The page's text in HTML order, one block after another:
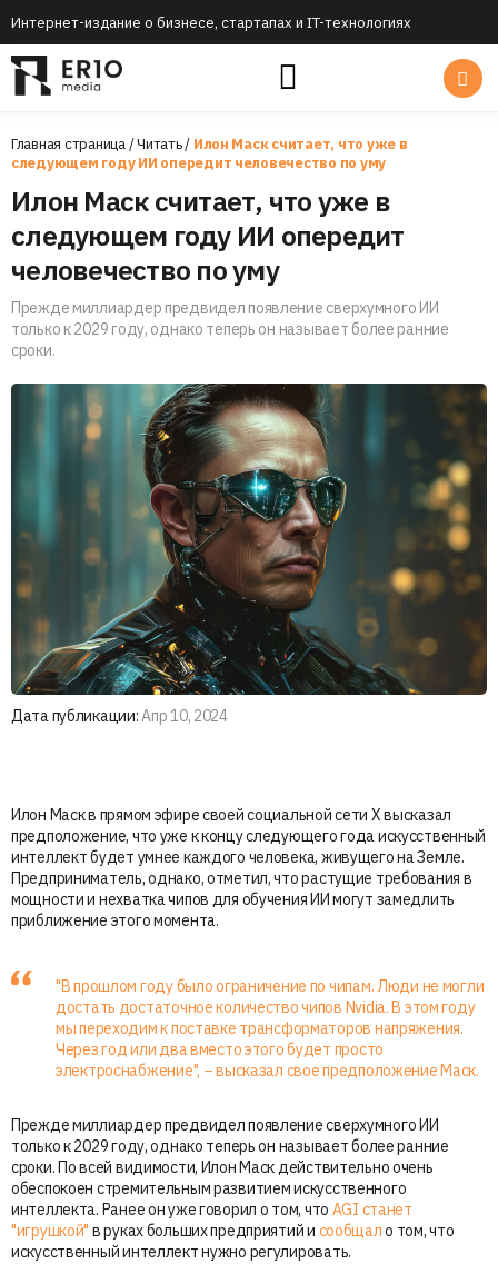
Интернет-издание о бизнесе, стартапах и IT-технологиях
Главная страница/Читать/ Илон Маск считает, что уже в
следующем году ИИ опередит человечество по уму
Илон Маск считает, что уже в
следующем году ИИ опередит
человечество по уму
Прежде миллиардер предвидел появление сверхумного ИИ
только к 2029 году, однако теперь он называет более ранние
сроки.
Дата публикации:Апр 10, 2024
Илон Маск в прямом эфире своей социальной сети X высказал
предположение, что уже к концу следующего года искусственный
интеллект будет умнее каждого человека, живущего на Земле.
Предприниматель, однако, отметил, что растущие требования в
мощности и нехватка чипов для обучения ИИ могут замедлить
приближение этого момента.
"В прошлом году было ограничение по чипам. Люди не могли
достать достаточное количество чипов Nvidia. В этом году
мы переходим к поставке трансформаторов напряжения.
Через год или два вместо этого будет просто
электроснабжение", – высказал свое предположение Маск.
Прежде миллиардер предвидел появление сверхумного ИИ
только к 2029 году, однако теперь он называет более ранние
сроки. По всей видимости, Илон Маск действительно очень
обеспокоен стремительным развитием искусственного
интеллекта. Ранее он уже говорил о том, что AGI станет
"игрушкой" в руках больших предприятий и сообщало том, что
искусственный интеллект нужно регулировать.